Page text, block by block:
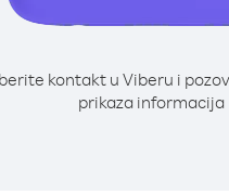
kontakt u Viberu i
prikaza informacija